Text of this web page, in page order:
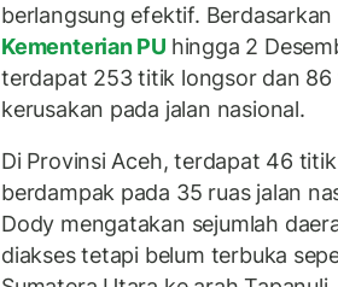
berlangsung efektif.
Kementerian PU hingga 2
terdapat 253 titik longsor dan
kerusakan pada jalan nasional.
Di Provinsi Aceh, terdapat 46
berdampak pada 35 ruas jalan
Dody mengatakan sejumlah
diakses tetapi belum terbuka